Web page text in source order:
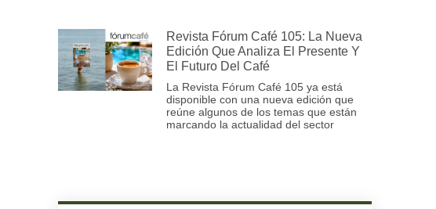
Revista Fórum Café 105: La Nueva
Edición Que Analiza El Presente Y
El Futuro Del Café
La Revista Fórum Café 105 ya está
disponible con una nueva edición que
reúne algunos de los temas que están
marcando la actualidad del sector